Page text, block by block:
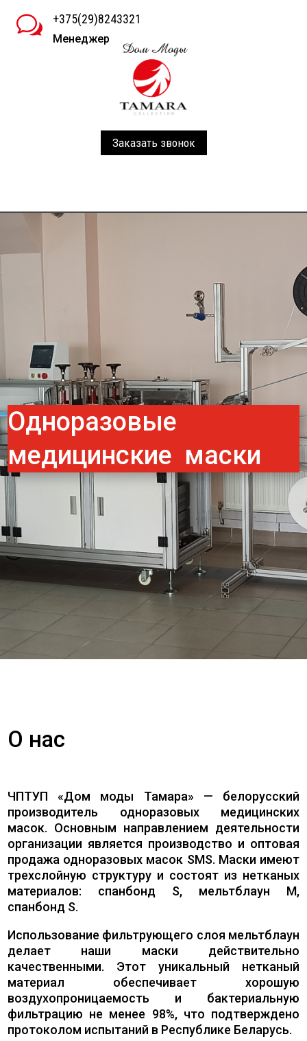
w +375(29)8243321
Менеджер
Заказать звонок
Одноразовые
медицинские маски
О нас
ЧПТУП «Дом моды Тамара» — белорусский
производитель одноразовых медицинских
масок. Основным направлением деятельности
организации является производство и оптовая
продажа одноразовых масок SMS. Маски имеют
трехслойную структуру и состоят из нетканых
материалов: спанбонд S, мельтблаун M,
спанбонд S.
Использование фильтрующего слоя мельтблаун
делает наши маски действительно
качественными. Этот уникальный нетканый
материал обеспечивает хорошую
воздухопроницаемость и бактериальную
фильтрацию не менее 98%, что подтверждено
протоколом испытаний в Республике Беларусь.